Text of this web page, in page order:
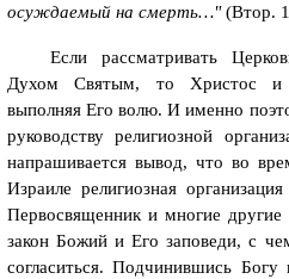
осуждаемый на смерть…"(Втор.
Если рассматривать
Духом Святым, то Христос и
выполняя Его волю. И именно
руководству религиозной
напрашивается вывод, что во
Израиле религиозная
Первосвященник и многие
закон Божий и Его заповеди, с
согласиться. Подчинившись